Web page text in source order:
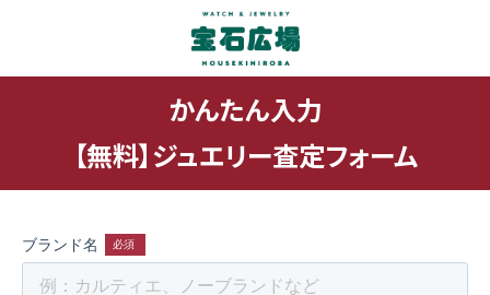
かんたん入力
【無料】ジュエリー査定フォーム